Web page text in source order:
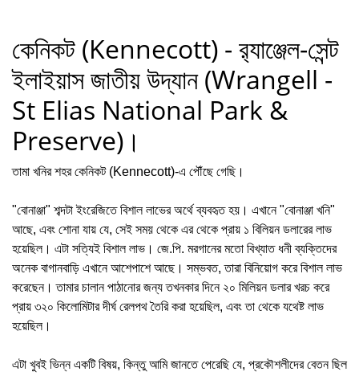
কেনিকট (Kennecott) - র‍্যাঞ্জেল-সেন্ট
ইলাইয়াস জাতীয় উদ্যান (Wrangell -
St Elias National Park &
Preserve)।
তামা খনির শহর কেনিকট (Kennecott)-এ পৌঁছে গেছি।
"বোনাঞ্জা" শব্দটা ইংরেজিতে বিশাল লাভের অর্থে ব্যবহৃত হয়। এখানে "বোনাঞ্জা খনি"
আছে, এবং শোনা যায় যে, সেই সময় থেকে এর থেকে প্রায় ১ বিলিয়ন ডলারের লাভ
হয়েছিল। এটা সত্যিই বিশাল লাভ। জে.পি. মরগানের মতো বিখ্যাত ধনী ব্যক্তিদের
অনেক বাগানবাড়ি এখানে আশেপাশে আছে। সম্ভবত, তারা বিনিয়োগ করে বিশাল লাভ
করেছেন। তামার চালান পাঠানোর জন্য তখনকার দিনে ২০ মিলিয়ন ডলার খরচ করে
প্রায় ৩২০ কিলোমিটার দীর্ঘ রেলপথ তৈরি করা হয়েছিল, এবং তা থেকে যথেষ্ট লাভ
হয়েছিল।
এটা খুবই ভিন্ন একটি বিষয়, কিন্তু আমি জানতে পেরেছি যে, প্রকৌশলীদের বেতন ছিল